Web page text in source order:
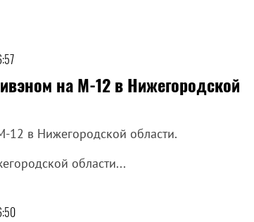
на М-12 в Нижегородской
12 в Нижегородской области.
области...